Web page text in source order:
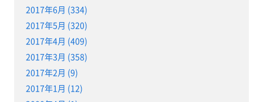
2017年6月 (334)
2017年5月 (320)
2017年4月 (409)
2017年3月 (358)
2017年2月 (9)
2017年1月 (12)